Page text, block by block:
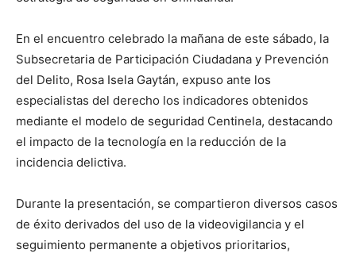
En el encuentro celebrado la mañana de este sábado, la
Subsecretaria de Participación Ciudadana y Prevención
del Delito, Rosa Isela Gaytán, expuso ante los
especialistas del derecho los indicadores obtenidos
mediante el modelo de seguridad Centinela, destacando
el impacto de la tecnología en la reducción de la
incidencia delictiva.
Durante la presentación, se compartieron diversos casos
de éxito derivados del uso de la videovigilancia y el
seguimiento permanente a objetivos prioritarios,